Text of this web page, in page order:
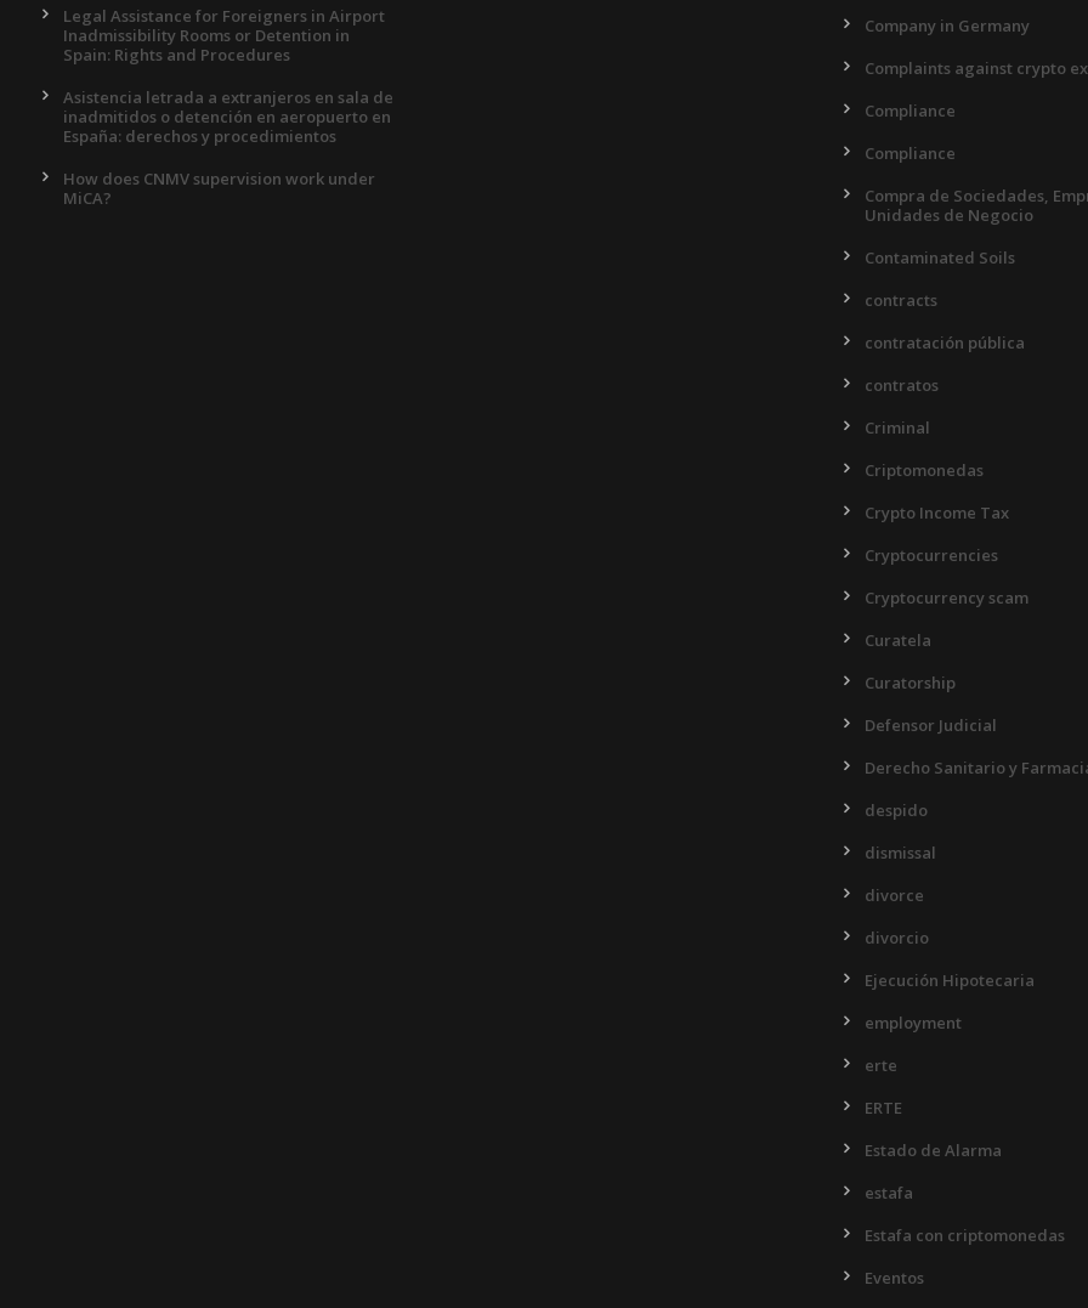
Legal Assistance for Foreigners in Airport
Inadmissibility Rooms or Detention in
Spain: Rights and Procedures
Asistencia letrada a extranjeros en sala de
inadmitidos o detención en aeropuerto en
España: derechos y procedimientos
How does CNMV supervision work under
MiCA?
Company in Germany
Complaints against crypto
Compliance
Compliance
Compra de Sociedades,
Unidades de Negocio
Contaminated Soils
contracts
contratación pública
contratos
Criminal
Criptomonedas
Crypto Income Tax
Cryptocurrencies
Cryptocurrency scam
Curatela
Curatorship
Defensor Judicial
Derecho Sanitario y
despido
dismissal
divorce
divorcio
Ejecución Hipotecaria
employment
erte
ERTE
Estado de Alarma
estafa
Estafa con criptomonedas
Eventos